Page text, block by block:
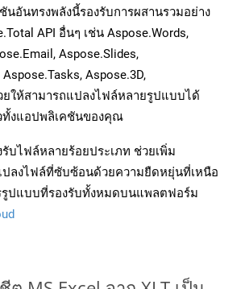
อันทรงพลังนี้รองรับการผสานรวมอย่าง
API อื่นๆ เช่น Aspose.Words,
Aspose.Slides,
Aspose.3D,
ยให้สามารถแปลงไฟล์หลายรูปแบบได้
ทั้งแอปพลิเคชันของคุณ
รับไฟล์หลายร้อยประเภท ช่วยเพิ่ม
ลงไฟล์ที่ซับซ้อนด้วยความยืดหยุ่นที่เหนือ
รูปแบบที่รองรับทั้งหมดบนแพลตฟอร์ม